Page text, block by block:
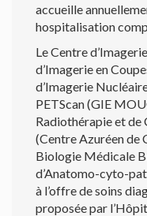
accueille
hospitalisation
Le Centre
d’Imagerie en
d’Imagerie
PETScan (GIE
Radiothérapie et de
(Centre Azuréen de
Biologie Médicale
d’Anatomo-cyto-
à l’offre de soins
proposée par